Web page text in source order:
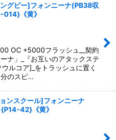
グビー]フォンニーナ(PB38収
《黄》
OC +5000フラッシュ__契約
ナ」_『お互いのアタックステ
ルコア]_をトラッシュに置く
のスピ…
ンスクール]フォンニーナ
42}《黄》